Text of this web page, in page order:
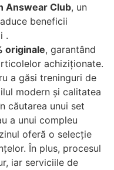
Answear Club, un
beneficii
.
originale, garantând
achiziționate.
a găsi treninguri de
modern și calitatea
căutarea unui set
a unui compleu
oferă o selecție
În plus, procesul
iar serviciile de